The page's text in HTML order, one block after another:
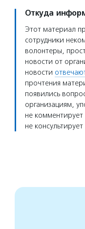
Откуда
Этот материал
сотрудники
волонтеры,
новости от
новости
прочтения
появились
организациям,
не
не